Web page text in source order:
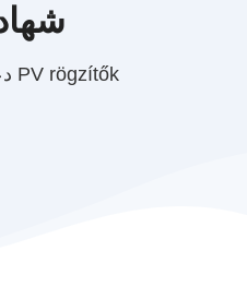
دعونا نرى ما يقوله عميل PV rögzítők